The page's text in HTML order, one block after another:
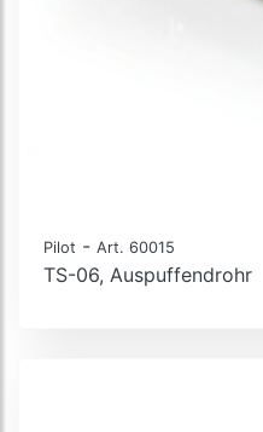
Pilot - Art. 60015
TS-06, Auspuffendrohr